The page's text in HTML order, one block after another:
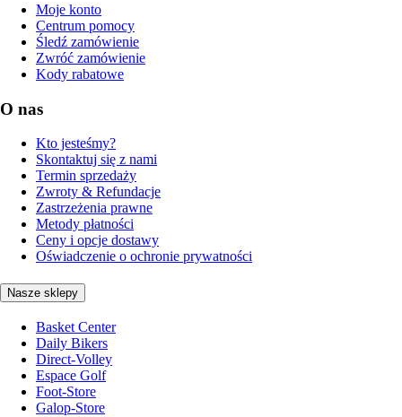
Moje konto
Centrum pomocy
Śledź zamówienie
Zwróć zamówienie
Kody rabatowe
O nas
Kto jesteśmy?
Skontaktuj się z nami
Termin sprzedaży
Zwroty & Refundacje
Zastrzeżenia prawne
Metody płatności
Ceny i opcje dostawy
Oświadczenie o ochronie prywatności
Nasze sklepy
Basket Center
Daily Bikers
Direct-Volley
Espace Golf
Foot-Store
Galop-Store